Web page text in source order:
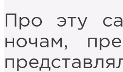
Про эту
ночам,